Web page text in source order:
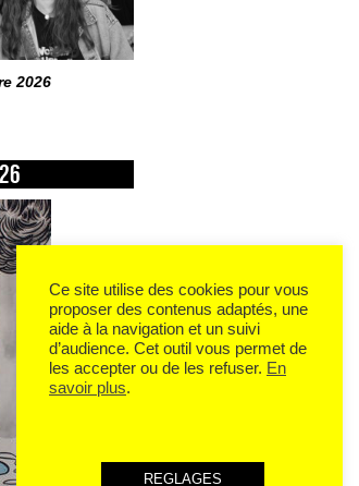
2026
Ce site utilise des cookies pour vous
proposer des contenus adaptés, une
aide à la navigation et un suivi
d’audience. Cet outil vous permet de
les accepter ou de les refuser. En
savoir plus.
REGLAGES